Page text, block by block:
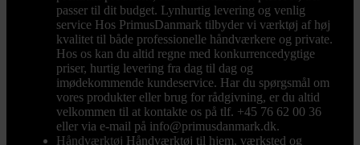
passer til dit budget. Lynhurtig levering og venlig
service Hos PrimusDanmark tilbyder vi værktøj af høj
kvalitet til både professionelle håndværkere og private.
Hos os kan du altid regne med konkurrencedygtige
priser, hurtig levering fra dag til dag og
imødekommende kundeservice. Har du spørgsmål om
vores produkter eller brug for rådgivning, er du altid
velkommen til at kontakte os på tlf. +45 76 62 00 36
eller via e-mail på info@primusdanmark.dk.
Håndværktøj Håndværktøj til hjem, værksted og